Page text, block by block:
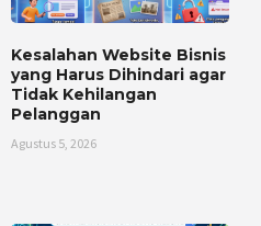
Kesalahan Website Bisnis
yang Harus Dihindari agar
Tidak Kehilangan
Pelanggan
Agustus 5, 2026